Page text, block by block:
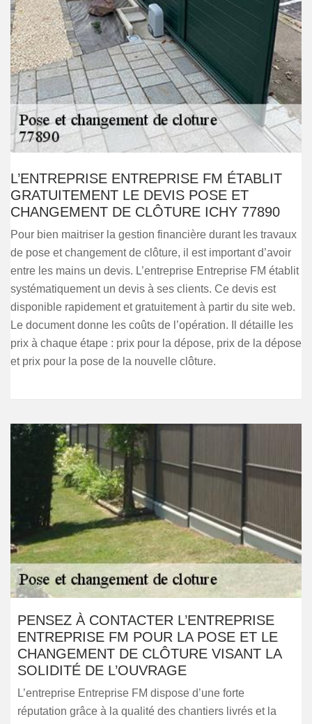
L’ENTREPRISE ENTREPRISE FM ÉTABLIT
GRATUITEMENT LE DEVIS POSE ET
CHANGEMENT DE CLÔTURE ICHY 77890
Pour bien maitriser la gestion financière durant les travaux
de pose et changement de clôture, il est important d’avoir
entre les mains un devis. L’entreprise Entreprise FM établit
systématiquement un devis à ses clients. Ce devis est
disponible rapidement et gratuitement à partir du site web.
Le document donne les coûts de l’opération. Il détaille les
prix à chaque étape : prix pour la dépose, prix de la dépose
et prix pour la pose de la nouvelle clôture.
PENSEZ À CONTACTER L’ENTREPRISE
ENTREPRISE FM POUR LA POSE ET LE
CHANGEMENT DE CLÔTURE VISANT LA
SOLIDITÉ DE L’OUVRAGE
L’entreprise Entreprise FM dispose d’une forte
réputation grâce à la qualité des chantiers livrés et la